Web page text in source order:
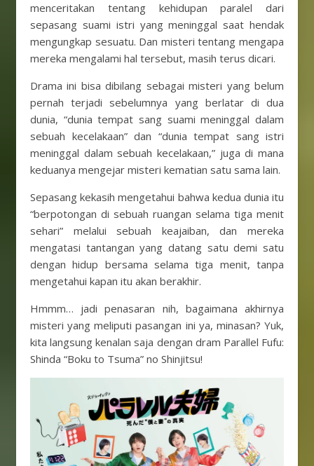
menceritakan tentang kehidupan paralel dari
sepasang suami istri yang meninggal saat hendak
mengungkap sesuatu. Dan misteri tentang mengapa
mereka mengalami hal tersebut, masih terus dicari.
Drama ini bisa dibilang sebagai misteri yang belum
pernah terjadi sebelumnya yang berlatar di dua
dunia, “dunia tempat sang suami meninggal dalam
sebuah kecelakaan” dan “dunia tempat sang istri
meninggal dalam sebuah kecelakaan,” juga di mana
keduanya mengejar misteri kematian satu sama lain.
Sepasang kekasih mengetahui bahwa kedua dunia itu
“berpotongan di sebuah ruangan selama tiga menit
sehari” melalui sebuah keajaiban, dan mereka
mengatasi tantangan yang datang satu demi satu
dengan hidup bersama selama tiga menit, tanpa
mengetahui kapan itu akan berakhir.
Hmmm… jadi penasaran nih, bagaimana akhirnya
misteri yang meliputi pasangan ini ya, minasan? Yuk,
kita langsung kenalan saja dengan dram Parallel Fufu:
Shinda “Boku to Tsuma” no Shinjitsu!